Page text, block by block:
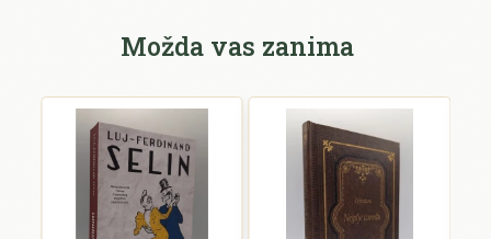
Možda vas zanima